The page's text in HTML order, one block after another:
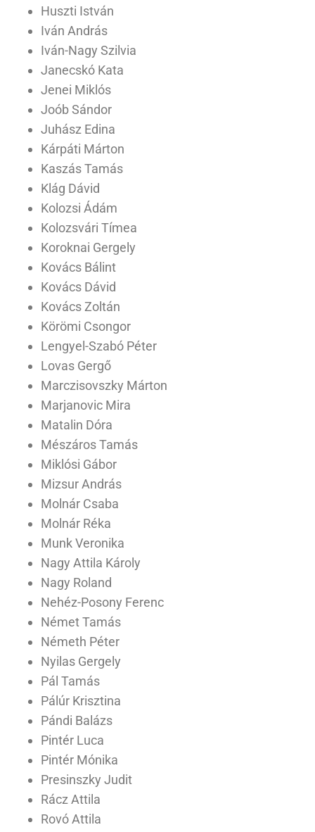
Huszti István
Iván András
Iván-Nagy Szilvia
Janecskó Kata
Jenei Miklós
Joób Sándor
Juhász Edina
Kárpáti Márton
Kaszás Tamás
Klág Dávid
Kolozsi Ádám
Kolozsvári Tímea
Koroknai Gergely
Kovács Bálint
Kovács Dávid
Kovács Zoltán
Körömi Csongor
Lengyel-Szabó Péter
Lovas Gergő
Marczisovszky Márton
Marjanovic Mira
Matalin Dóra
Mészáros Tamás
Miklósi Gábor
Mizsur András
Molnár Csaba
Molnár Réka
Munk Veronika
Nagy Attila Károly
Nagy Roland
Nehéz-Posony Ferenc
Német Tamás
Németh Péter
Nyilas Gergely
Pál Tamás
Pálúr Krisztina
Pándi Balázs
Pintér Luca
Pintér Mónika
Presinszky Judit
Rácz Attila
Rovó Attila